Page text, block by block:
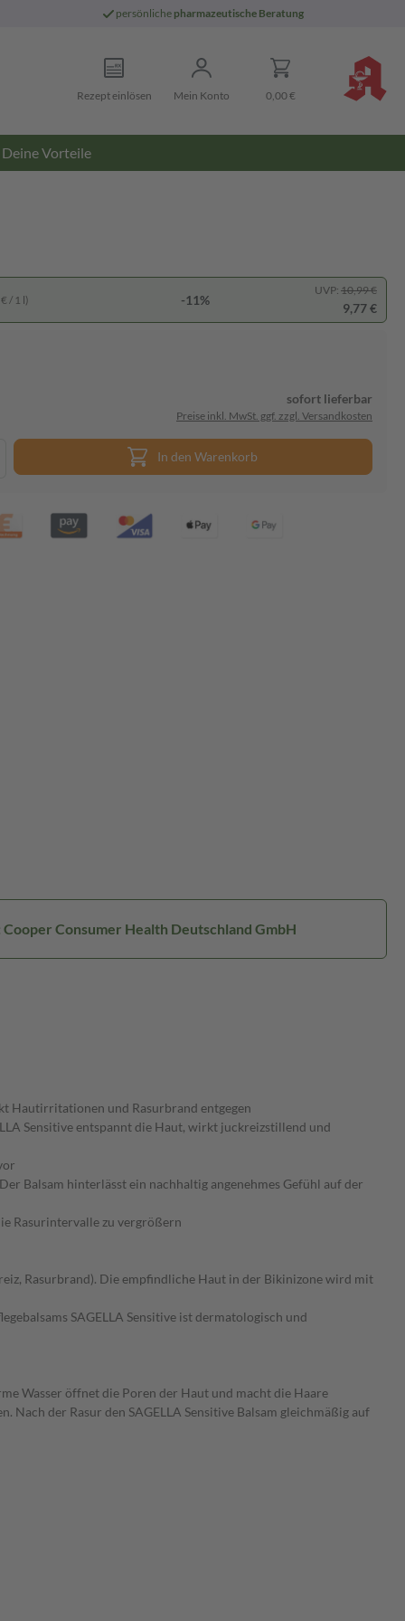
persönliche pharmazeutische Beratung
Rezept einlösen Mein Konto 0,00 €
Deine Vorteile
/ 1 l) -11%
UVP: 10,99 €
9,77 €
sofort lieferbar
Preise inkl. MwSt. ggf. zzgl. Versandkosten
In den Warenkorb
Consumer Health Deutschland GmbH
Hautirritationen und Rasurbrand entgegen
Sensitive entspannt die Haut, wirkt juckreizstillend und
Balsam hinterlässt ein nachhaltig angenehmes Gefühl auf der
Rasurintervalle zu vergrößern
Rasurbrand). Die empfindliche Haut in der Bikinizone wird mit
SAGELLA Sensitive ist dermatologisch und
Wasser öffnet die Poren der Haut und macht die Haare
der Rasur den SAGELLA Sensitive Balsam gleichmäßig auf